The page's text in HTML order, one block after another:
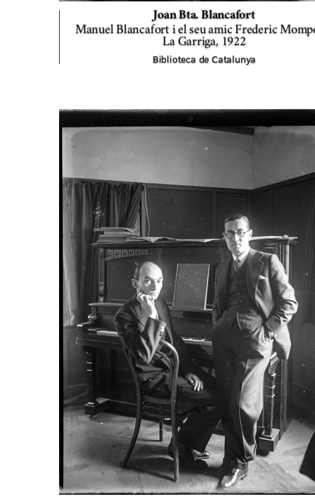
Joan Bta. Blancafort
Manuel Blancafort i el seu amic Frederic
La Garriga, 1922
Biblioteca de Catalunya